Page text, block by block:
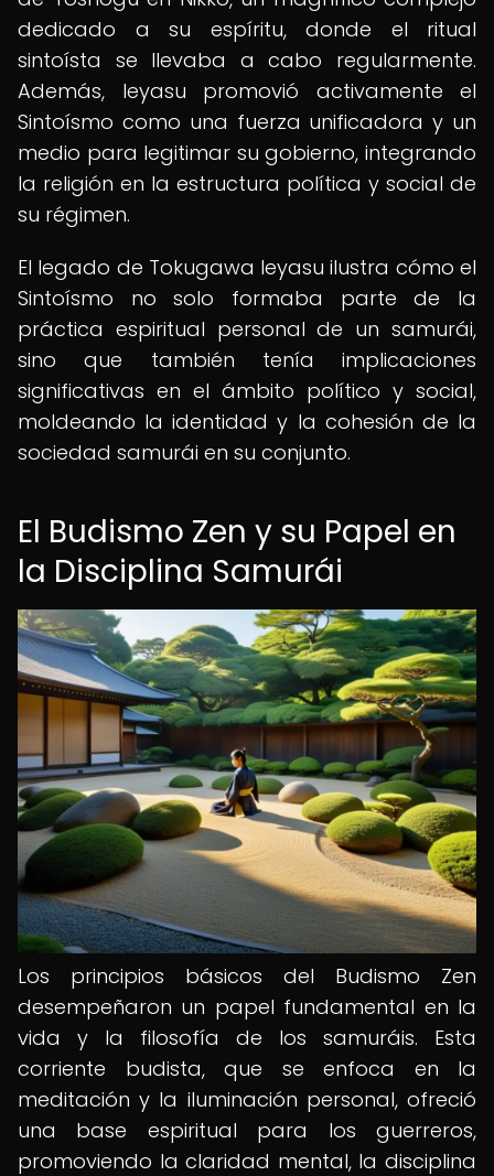
dedicado a su espíritu, donde el ritual
sintoísta se llevaba a cabo regularmente.
Además, Ieyasu promovió activamente el
Sintoísmo como una fuerza unificadora y un
medio para legitimar su gobierno, integrando
la religión en la estructura política y social de
su régimen.
El legado de Tokugawa Ieyasu ilustra cómo el
Sintoísmo no solo formaba parte de la
práctica espiritual personal de un samurái,
sino que también tenía implicaciones
significativas en el ámbito político y social,
moldeando la identidad y la cohesión de la
sociedad samurái en su conjunto.
El Budismo Zen y su Papel en
la Disciplina Samurái
Los principios básicos del Budismo Zen
desempeñaron un papel fundamental en la
vida y la filosofía de los samuráis. Esta
corriente budista, que se enfoca en la
meditación y la iluminación personal, ofreció
una base espiritual para los guerreros,
promoviendo la claridad mental, la disciplina